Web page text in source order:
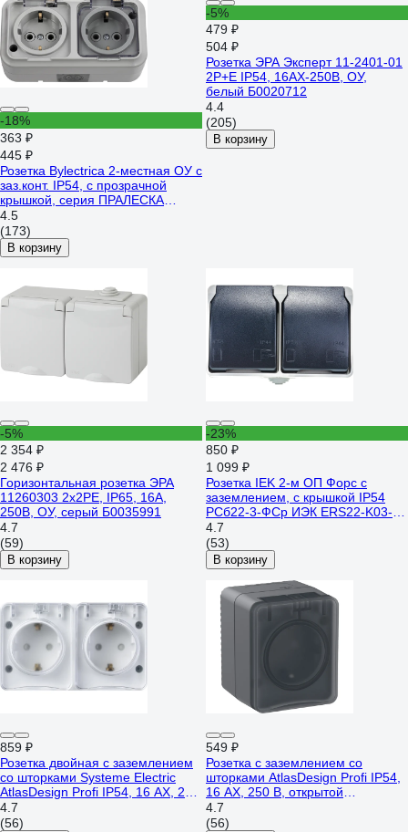
-18%
363 ₽
445 ₽
Розетка Bylectrica 2-местная ОУ с
заз.конт. IP54, с прозрачной
крышкой, серия ПРАЛЕСКА
АКВА, серый, РА16-303 (02)
4.5
(173)
В корзину
-5%
479 ₽
504 ₽
Розетка ЭРА Эксперт 11-2401-01
2P+E IP54, 16АХ-250В, ОУ,
белый Б0020712
4.4
(205)
В корзину
-5%
2 354 ₽
2 476 ₽
Горизонтальная розетка ЭРА
11260303 2х2PE, IP65, 16A,
250В, ОУ, серый Б0035991
4.7
(59)
В корзину
-23%
850 ₽
1 099 ₽
Розетка IEK 2-м ОП Форс с
заземлением, с крышкой IP54
РСб22-3-ФСр ИЭК ERS22-K03-
16-54-DC
4.7
(53)
В корзину
859 ₽
Розетка двойная с заземлением
со шторками Systeme Electric
AtlasDesign Profi IP54, 16 АХ, 250
В, открытой установки, Белый
ATN540126
4.7
(56)
549 ₽
Розетка с заземлением со
шторками AtlasDesign Profi IP54,
16 АХ, 250 В, открытой
установки, Антрацит Systeme
Electric ATN544045
4.7
(56)